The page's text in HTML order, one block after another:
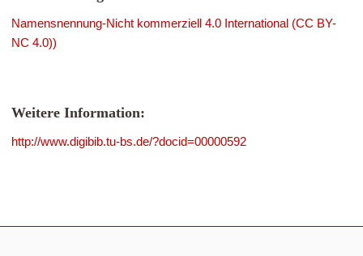
Namensnennung-Nicht kommerziell 4.0 International (CC BY-
NC 4.0))
Weitere Information:
http://www.digibib.tu-bs.de/?docid=00000592